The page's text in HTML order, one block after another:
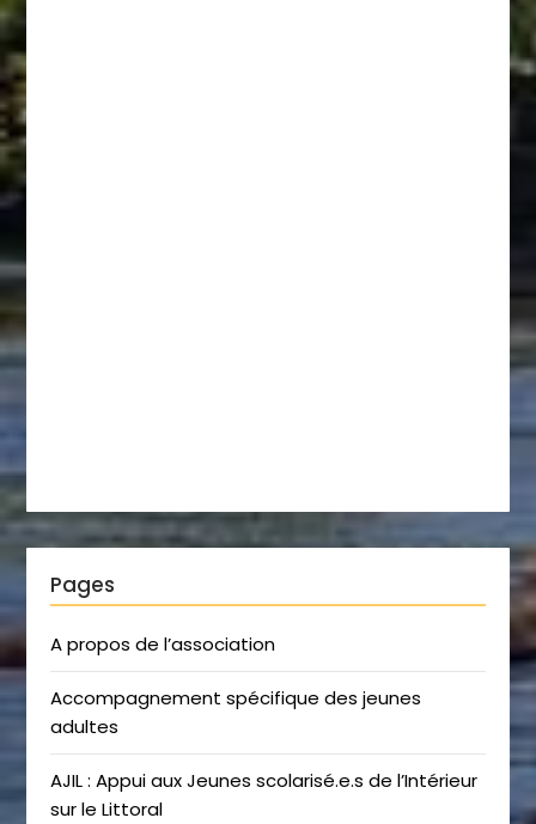
Pages
A propos de l’association
Accompagnement spécifique des jeunes
adultes
AJIL : Appui aux Jeunes scolarisé.e.s de l’Intérieur
sur le Littoral